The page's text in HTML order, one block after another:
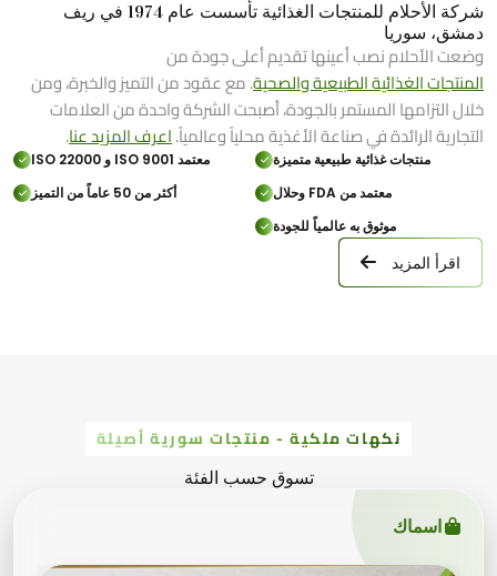
شركة الأحلام للمنتجات الغذائية تأسست عام 1974 في ريف
دمشق، سوريا
وضعت الأحلام نصب أعينها تقديم أعلى جودة من
المنتجات الغذائية الطبيعية والصحية. مع عقود من التميز والخبرة، ومن
خلال التزامها المستمر بالجودة، أصبحت الشركة واحدة من العلامات
التجارية الرائدة في صناعة الأغذية محلياً وعالمياً.اعرف المزيد عنا.
منتجات غذائية طبيعية متميزة
معتمد ISO 9001 و ISO 22000
معتمد من FDA وحلال
أكثر من 50 عاماً من التميز
موثوق به عالمياً للجودة
اقرأ المزيد
نكهات ملكية - منتجات سورية أصيلة
تسوق حسب الفئة
اسماك